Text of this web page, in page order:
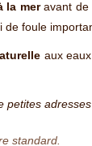
la meravant de
de foule
aux
petites
standard.